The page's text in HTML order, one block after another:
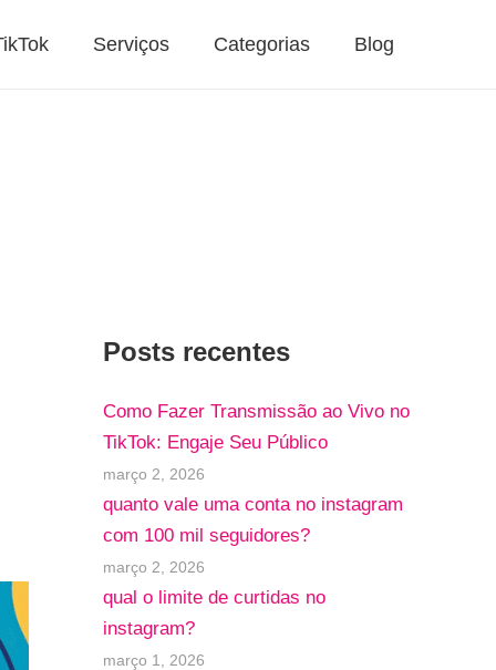
Serviços Categorias Blog
Posts recentes
Como Fazer Transmissão ao Vivo no
TikTok: Engaje Seu Público
março 2, 2026
quanto vale uma conta no instagram
com 100 mil seguidores?
março 2, 2026
qual o limite de curtidas no
instagram?
março 1, 2026